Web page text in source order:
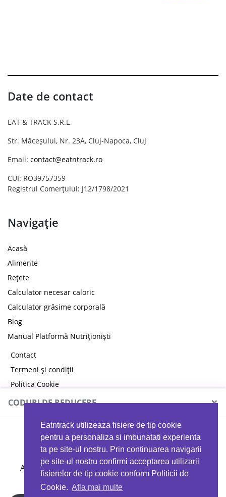
Eatntrack utilizeaza fisiere de tip cookie
pentru a personaliza si imbunatati experienta
ta pe site-ul nostru. Prin continuarea navigarii
pe site-ul nostru confirmi acceptarea utilizarii
fisierelor de tip cookie conform Politicii de
Cookie. Afla mai multe
Date de contact
EAT & TRACK S.R.L
Str. Măceșului, Nr. 23A, Cluj-Napoca, Cluj
Email: contact@eatntrack.ro
CUI: RO39757359
Registrul Comerțului: J12/1798/2021
Navigație
Acasă
Alimente
Rețete
Calculator necesar caloric
Calculator grăsime corporală
Blog
Manual Platformă Nutriționiști
Contact
Termeni și condiții
Politica Cookie
Politica de confidențialitate
CODURI DE REDUCERE ×
MYPROTEIN
Ai 40%reducere la orice comandă folosind codul
EATTRACK